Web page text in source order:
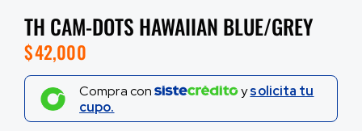
TH CAM-DOTS HAWAIIAN BLUE/GREY
$42,000
Compra con ysolicita tu
cupo.